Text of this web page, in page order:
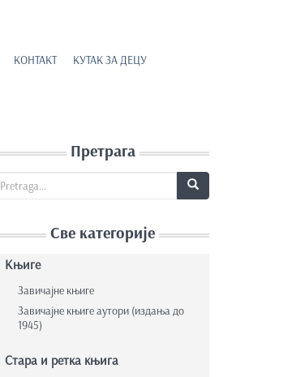
КОНТАКТ КУТАК ЗА ДЕЦУ
Претрага
Search for:
Све категорије
Књиге
Завичајне књиге
Завичајне књиге аутори (издања до
1945)
Стара и ретка књига